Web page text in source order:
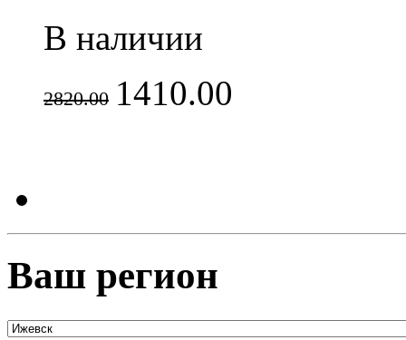
В наличии
2820.00 1410.00
Ваш регион